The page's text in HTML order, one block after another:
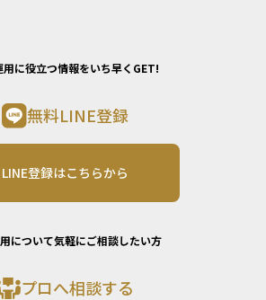
用に役立つ情報をいち早くGET!
無料LINE登録
LINE登録はこちらから
について気軽にご相談したい方
プロへ相談する